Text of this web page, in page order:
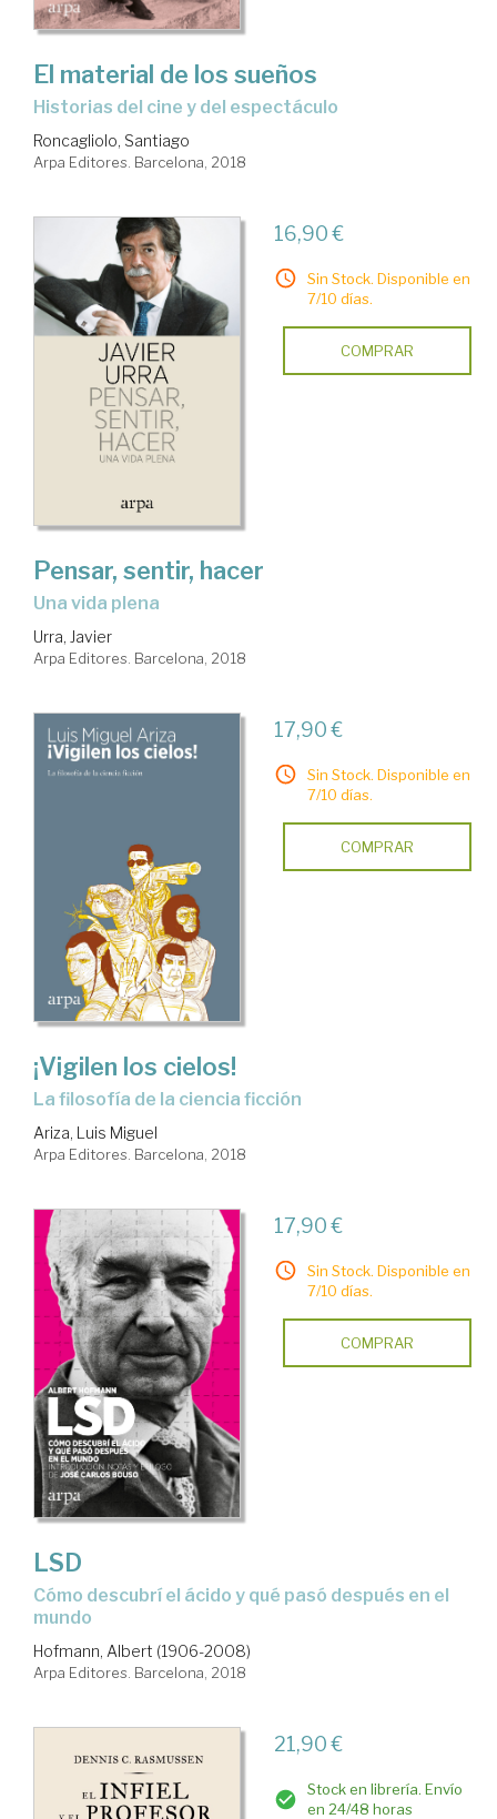
El material de los sueños
historias del cine y del espectáculo
Roncagliolo, Santiago
Arpa Editores. Barcelona, 2018
16,90 €
Sin Stock. Disponible en
7/10 días.
COMPRAR
Pensar, sentir, hacer
una vida plena
Urra, Javier
Arpa Editores. Barcelona, 2018
17,90 €
Sin Stock. Disponible en
7/10 días.
COMPRAR
¡Vigilen los cielos!
la filosofía de la ciencia ficción
Ariza, Luis Miguel
Arpa Editores. Barcelona, 2018
17,90 €
Sin Stock. Disponible en
7/10 días.
COMPRAR
LSD
cómo descubrí el ácido y qué pasó después en el
mundo
Hofmann, Albert (1906-2008)
Arpa Editores. Barcelona, 2018
21,90 €
Stock en librería. Envío
en 24/48 horas